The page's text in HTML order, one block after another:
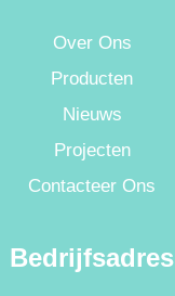
Over Ons
Producten
Nieuws
Projecten
Contacteer Ons
Bedrijfsadres